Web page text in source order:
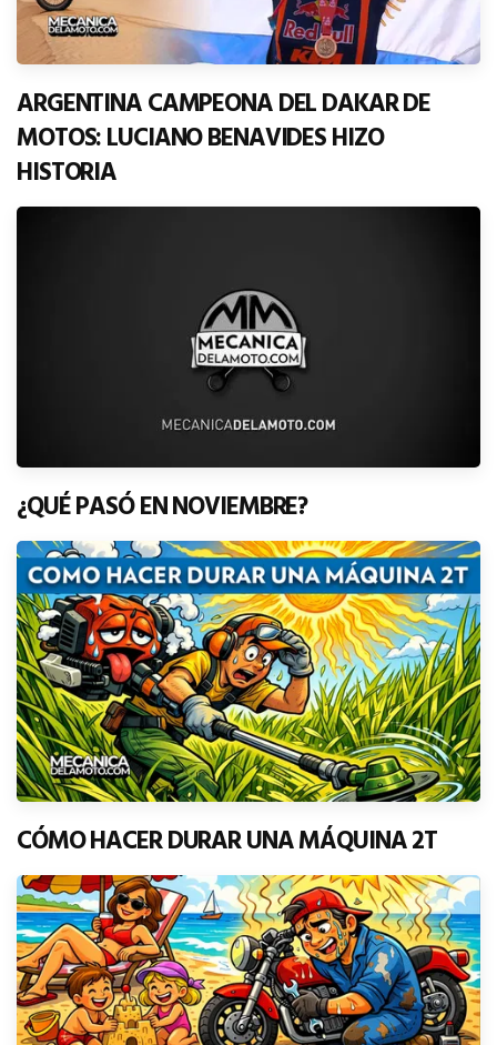
ARGENTINA CAMPEONA DEL DAKAR DE
MOTOS: LUCIANO BENAVIDES HIZO
HISTORIA
¿QUÉ PASÓ EN NOVIEMBRE?
CÓMO HACER DURAR UNA MÁQUINA 2T